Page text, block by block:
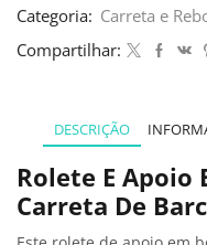
Categoria: Carreta e
Compartilhar:
DESCRIÇÃO
Rolete E Apoio
Carreta De